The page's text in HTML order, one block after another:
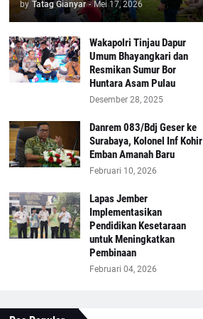
by Tatag Gianyar - Mei 17, 2026
Wakapolri Tinjau Dapur
Umum Bhayangkari dan
Resmikan Sumur Bor
Huntara Asam Pulau
Desember 28, 2025
Danrem 083/Bdj Geser ke
Surabaya, Kolonel Inf Kohir
Emban Amanah Baru
Februari 10, 2026
Lapas Jember
Implementasikan
Pendidikan Kesetaraan
untuk Meningkatkan
Pembinaan
Februari 04, 2026